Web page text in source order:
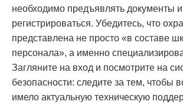
необходимо предъявлять документы и
регистрироваться. Убедитесь, что
представлена не просто «в составе
персонала», а именно
Загляните на вход и посмотрите на
безопасности: следите за тем, чтобы
имело актуальную техническую